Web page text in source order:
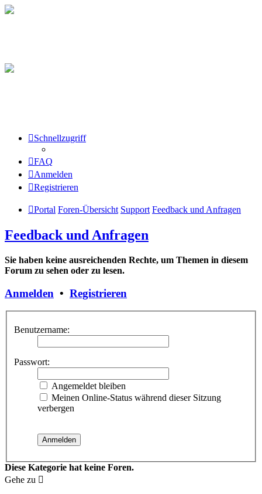
Schnellzugriff
FAQ
Anmelden
Registrieren
Portal Foren-Übersicht Support Feedback und Anfragen
Feedback und Anfragen
Sie haben keine ausreichenden Rechte, um Themen in diesem
Forum zu sehen oder zu lesen.
Anmelden • Registrieren
Benutzername:
Passwort:
Angemeldet bleiben
Meinen Online-Status während dieser Sitzung
verbergen
Diese Kategorie hat keine Foren.
Gehe zu